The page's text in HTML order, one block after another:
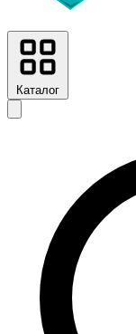
Каталог